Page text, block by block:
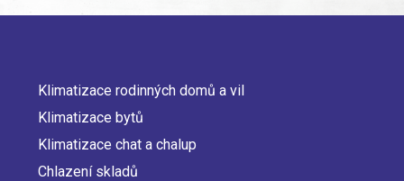
Main
navigation
Klimatizace rodinných domů a vil
Klimatizace bytů
Klimatizace chat a chalup
Chlazení skladů